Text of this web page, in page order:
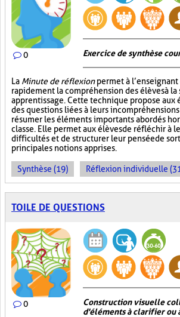
0 Exercice de synthèse
La Minute de réflexionpermet à
rapidement la compréhension des élèves à
apprentissage. Cette technique propose aux
des questions liées à leurs
résumer les éléments importants abordés
classe. Elle permet aux élèves de réfléchir à
difficultés et de structurer leur pensée de
principales notions apprises.
Synthèse (19) Réflexion individuelle
TOILE DE QUESTIONS
0
Construction visuelle
d'éléments à clarifier ou